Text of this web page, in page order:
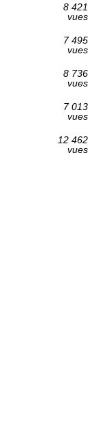
8 421
vues
7 495
vues
8 736
vues
7 013
vues
12 462
vues